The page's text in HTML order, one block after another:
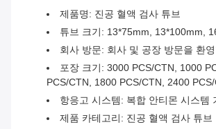
제품명: 진공 혈액 검사 튜브
튜브 크기: 13*75mm, 13*100mm,
회사 방문: 회사 및 공장 방문을 환
포장 크기: 3000 PCS/CTN, 1000
PCS/CTN, 1800 PCS/CTN, 2400
항응고 시스템: 복합 안티몬 시스템
제품 카테고리: 진공 혈액 검사 튜브